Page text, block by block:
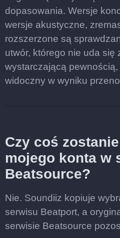
dopasowania. Wersje
wersje akustyczne,
rozszerzone są
utwór, którego nie uda się
wystarczającą
widoczny w wyniku
Czy coś
mojego konta w
Beatsource?
Nie. Soundiiz kopiuje
serwisu Beatport, a
serwisie Beatsource